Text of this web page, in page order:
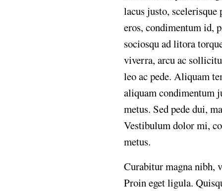
lacus justo, scelerisque
eros, condimentum id,
sociosqu ad litora
viverra, arcu ac
leo ac pede. Aliquam
aliquam condimentum
metus. Sed pede dui,
Vestibulum dolor mi,
metus.
Curabitur magna nibh,
Proin eget ligula.